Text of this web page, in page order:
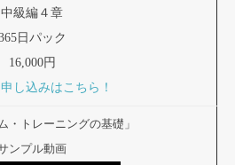
中級編４章
日パック
16,000円
し込みはこちら！
・トレーニングの基礎」
ンプル動画